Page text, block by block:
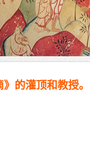
的灌顶和教授。